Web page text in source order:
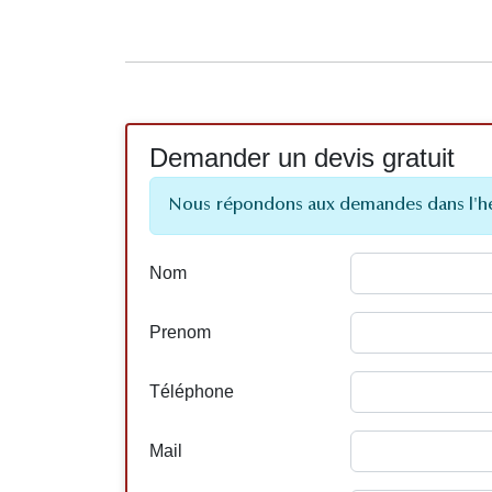
Demander un devis gratuit
Nous répondons aux demandes dans
Nom
Prenom
Téléphone
Mail